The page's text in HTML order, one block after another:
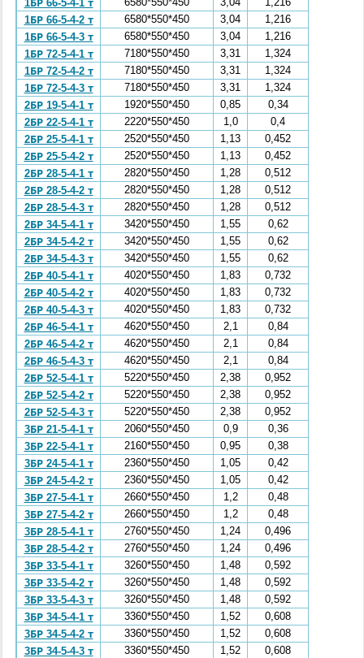
1БР 66-5-4-1 т
1БР 66-5-4-2 т
6580*550*450 3,04
1,216
1БР 66-5-4-3 т
6580*550*450 3,04
1,216
1БР 72-5-4-1 т
7180*550*450 3,31
1,324
1БР 72-5-4-2 т
7180*550*450 3,31
1,324
1БР 72-5-4-3 т
7180*550*450 3,31
1,324
2БР 19-5-4-1 т
1920*550*450 0,85
0,34
2БР 22-5-4-1 т
2220*550*450 1,0
0,4
2БР 25-5-4-1 т
2520*550*450 1,13
0,452
2БР 25-5-4-2 т
2520*550*450 1,13
0,452
2БР 28-5-4-1 т
2820*550*450 1,28
0,512
2БР 28-5-4-2 т
2820*550*450 1,28
0,512
2БР 28-5-4-3 т
2820*550*450 1,28
0,512
2БР 34-5-4-1 т
3420*550*450 1,55
0,62
2БР 34-5-4-2 т
3420*550*450 1,55
0,62
2БР 34-5-4-3 т
3420*550*450 1,55
0,62
2БР 40-5-4-1 т
4020*550*450 1,83
0,732
2БР 40-5-4-2 т
4020*550*450 1,83
0,732
2БР 40-5-4-3 т
4020*550*450 1,83
0,732
2БР 46-5-4-1 т
4620*550*450 2,1
0,84
2БР 46-5-4-2 т
4620*550*450 2,1
0,84
2БР 46-5-4-3 т
4620*550*450 2,1
0,84
2БР 52-5-4-1 т
5220*550*450 2,38
0,952
2БР 52-5-4-2 т
5220*550*450 2,38
0,952
2БР 52-5-4-3 т
5220*550*450 2,38
0,952
3БР 21-5-4-1 т
2060*550*450 0,9
0,36
3БР 22-5-4-1 т
2160*550*450 0,95
0,38
3БР 24-5-4-1 т
2360*550*450 1,05
0,42
3БР 24-5-4-2 т
2360*550*450 1,05
0,42
3БР 27-5-4-1 т
2660*550*450 1,2
0,48
3БР 27-5-4-2 т
2660*550*450 1,2
0,48
3БР 28-5-4-1 т
2760*550*450 1,24
0,496
3БР 28-5-4-2 т
2760*550*450 1,24
0,496
3БР 33-5-4-1 т
3260*550*450 1,48
0,592
3БР 33-5-4-2 т
3260*550*450 1,48
0,592
3БР 33-5-4-3 т
3260*550*450 1,48
0,592
3БР 34-5-4-1 т
3360*550*450 1,52
0,608
3БР 34-5-4-2 т
3360*550*450 1,52
0,608
3БР 34-5-4-3 т
3360*550*450 1,52
0,608